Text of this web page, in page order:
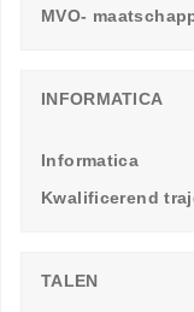
MVO-
INFORMATICA
Informatica
Kwalificerend
TALEN